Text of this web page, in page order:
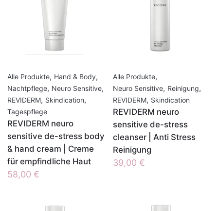
Alle Produkte, Hand & Body,
Nachtpflege, Neuro Sensitive,
REVIDERM, Skindication,
Tagespflege
REVIDERM neuro
sensitive de-stress body
& hand cream | Creme
für empfindliche Haut
58,00 €
Alle Produkte,
Neuro Sensitive, Reinigung,
REVIDERM, Skindication
REVIDERM neuro
sensitive de-stress
cleanser | Anti Stress
Reinigung
39,00 €